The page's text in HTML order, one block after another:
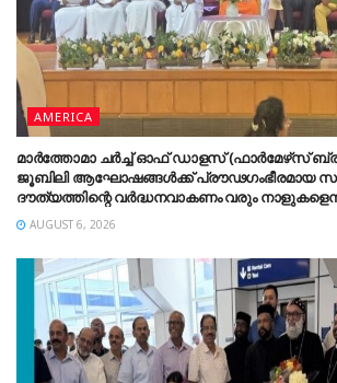
AMERICA
മാർത്തോമാ ചർച്ച് ഓഫ് ഡാളസ് (ഫാർമേഴ്‌സ്
ജൂബിലി ആഘോഷങ്ങൾക്ക് പ്രൗഢഗംഭീരമായ
ദൗത്യത്തിന്റെ വർദ്ധനവാകണം വരും
തിയോഡോഷ്യസ് മാർത്തോമാ മെത്രാപ്പോലീത്ത
AUGUST 6, 2026